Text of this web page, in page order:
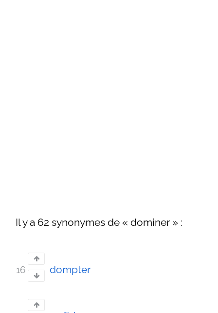
Il y a 62 synonymes de « dominer » :
16 dompter